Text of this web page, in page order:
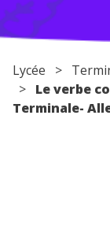
Conseils pour
Lycée >
> Le verbe
Terminale-